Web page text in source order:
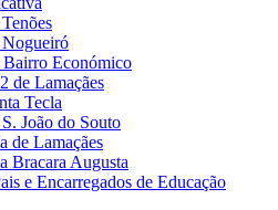
Nogueiró
Bairro Económico
de Lamaçães
Tecla
João do Souto
de Lamaçães
Bracara Augusta
e Encarregados de Educação